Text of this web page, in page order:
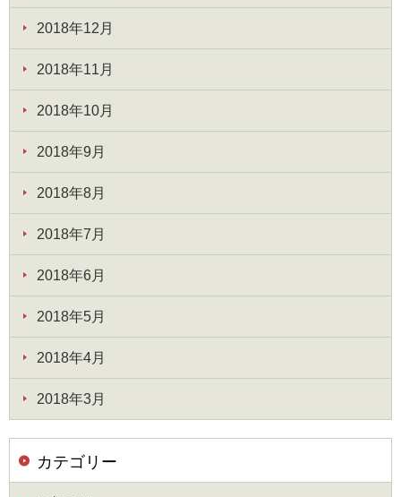
2018年12月
2018年11月
2018年10月
2018年9月
2018年8月
2018年7月
2018年6月
2018年5月
2018年4月
2018年3月
カテゴリー